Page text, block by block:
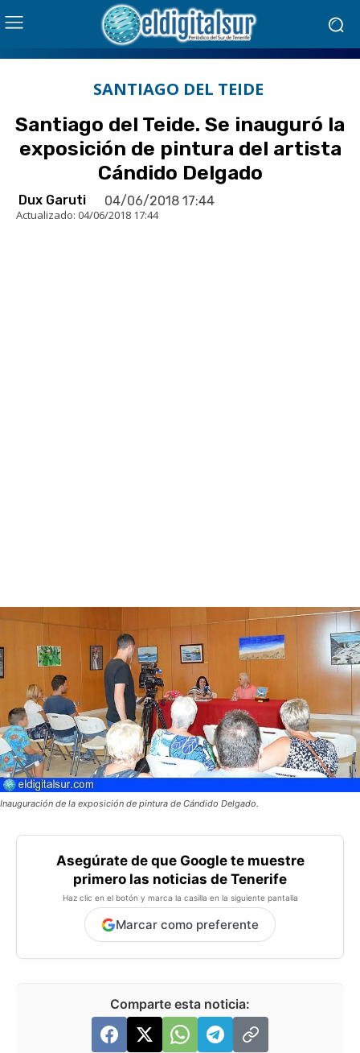
SANTIAGO DEL TEIDE
Santiago del Teide. Se inauguró la
exposición de pintura del artista
Cándido Delgado
Dux Garuti 04/06/2018 17:44
Actualizado: 04/06/2018 17:44
Inauguración de la exposición de pintura de Cándido Delgado.
Asegúrate de que Google te muestre
primero las noticias de Tenerife
Haz clic en el botón y marca la casilla en la siguiente pantalla
Marcar como preferente
Comparte esta noticia: